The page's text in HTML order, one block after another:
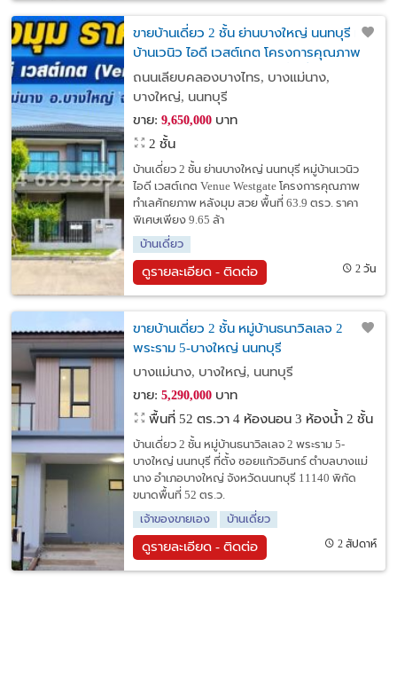
ขายบ้านเดี่ยว 2 ชั้น ย่านบางใหญ่ นนทบุรี หมู่
บ้านเวนิว ไอดี เวสต์เกต โครงการคุณภาพ
ทำเลศักยภาพ หลังมุม สวย พื้นที่ 63.9 ตรว.
ถนนเลียบคลองบางไทร, บางแม่นาง,
บางใหญ่, นนทบุรี
ขาย: 9,650,000บาท
2 ชั้น
บ้านเดี่ยว 2 ชั้น ย่านบางใหญ่ นนทบุรี หมู่บ้านเวนิว
ไอดี เวสต์เกต Venue Westgate โครงการคุณภาพ
ทำเลศักยภาพ หลังมุม สวย พื้นที่ 63.9 ตรว. ราคา
พิเศษเพียง 9.65 ล้า
บ้านเดี่ยว
ดูรายละเอียด - ติดต่อ 2 วัน
ขายบ้านเดี่ยว 2 ชั้น หมู่บ้านธนาวิลเลจ 2
พระราม 5-บางใหญ่ นนทบุรี
บางแม่นาง, บางใหญ่, นนทบุรี
ขาย: 5,290,000บาท
พื้นที่ 52 ตร.วา 4 ห้องนอน 3 ห้องน้ำ 2 ชั้น
บ้านเดี่ยว 2 ชั้น หมู่บ้านธนาวิลเลจ 2 พระราม 5-
บางใหญ่ นนทบุรี ที่ตั้ง ซอยแก้วอินทร์ ตำบลบางแม่
นาง อำเภอบางใหญ่ จังหวัดนนทบุรี 11140 พิกัด
ขนาดพื้นที่ 52 ตร.ว.
เจ้าของขายเอง
บ้านเดี่ยว
ดูรายละเอียด - ติดต่อ 2 สัปดาห์